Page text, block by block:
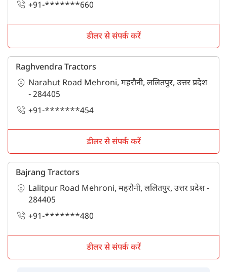
+91-*******660
डीलर से संपर्क करें
Raghvendra Tractors
Narahut Road Mehroni, महरौनी, ललितपुर, उत्तर प्रदेश
- 284405
+91-*******454
डीलर से संपर्क करें
Bajrang Tractors
Lalitpur Road Mehroni, महरौनी, ललितपुर, उत्तर प्रदेश -
284405
+91-*******480
डीलर से संपर्क करें